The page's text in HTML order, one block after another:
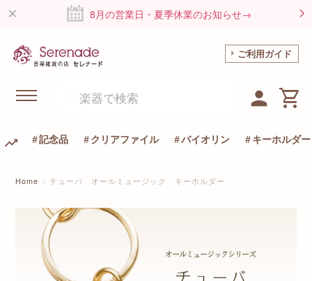
8月の営業日・夏季休業のお知らせ→
ご利用ガイド
記念品 クリアファイル バイオリン キーホルダー
Home チューバ オールミュージック キーホルダー